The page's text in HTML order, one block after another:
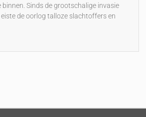
binnen. Sinds de grootschalige invasie
de oorlog talloze slachtoffers en